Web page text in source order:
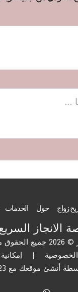
الانجاز
محفوظة
الخصوصية |
أنشئ موقعك مع SITE123
زواج حول الخدمات